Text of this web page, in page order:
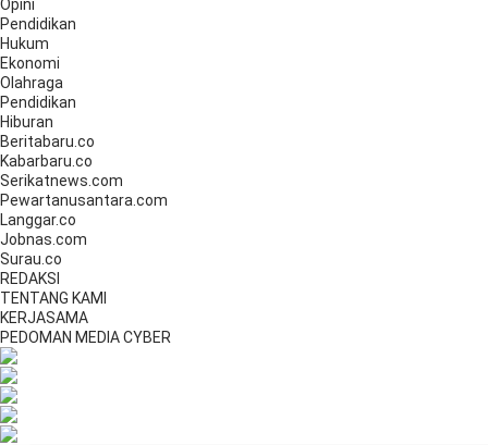
Opini
Pendidikan
Hukum
Ekonomi
Olahraga
Pendidikan
Hiburan
Beritabaru.co
Kabarbaru.co
Serikatnews.com
Pewartanusantara.com
Langgar.co
Jobnas.com
Surau.co
REDAKSI
TENTANG KAMI
KERJASAMA
PEDOMAN MEDIA CYBER